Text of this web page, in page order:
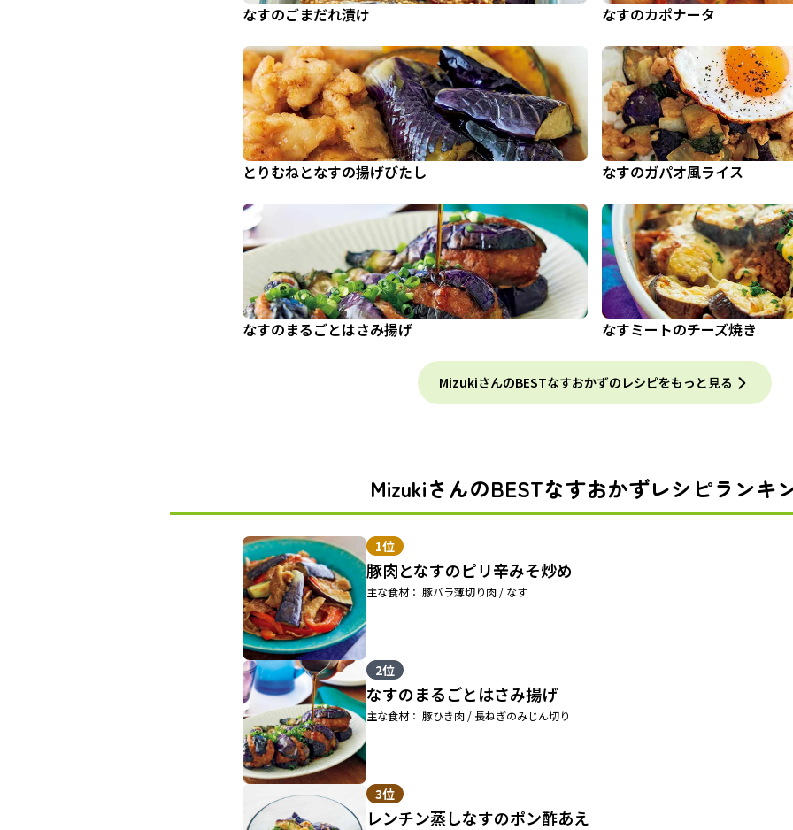
なすのごまだれ漬け なすのカポナータ
とりむねとなすの揚げびたし なすのガパオ風ライス
なすのまるごとはさみ揚げ なすミートのチーズ焼き
MizukiさんのBESTなすおかずのレシピをもっと見る
MizukiさんのBESTなすおかずレシピランキ
1位
豚肉となすのピリ辛みそ炒め
主な食材： 豚バラ薄切り肉 / なす
2位
なすのまるごとはさみ揚げ
主な食材： 豚ひき肉 / 長ねぎのみじん切り
3位
レンチン蒸しなすのポン酢あえ